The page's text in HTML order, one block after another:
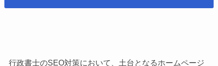
行政書士のSEO対策において、土台となるホームページ